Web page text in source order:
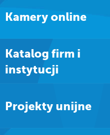
Kamery online
Katalog firm i
instytucji
Projekty unijne